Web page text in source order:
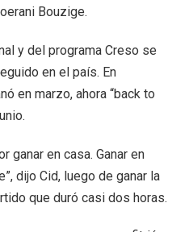
Bouzige.
y del programa Creso se
en el país. En
en marzo, ahora “back to
ganar en casa. Ganar en
dijo Cid, luego de ganar la
que duró casi dos horas.